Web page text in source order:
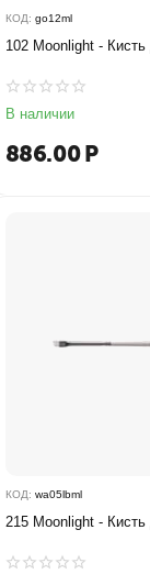
КОД: go12ml
102 Moonlight -
В наличии
886.00Р
КОД: wa05lbml
215 Moonlight -